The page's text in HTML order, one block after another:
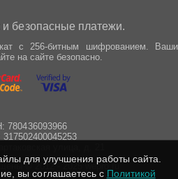
безопасные платежи.
с 256-битным шифрованием. Ваши
на сайте безопасно.
780436093966
© 2012 - 2025 wepro.ru
для улучшения работы сайта.
вы соглашаетесь с Политикой